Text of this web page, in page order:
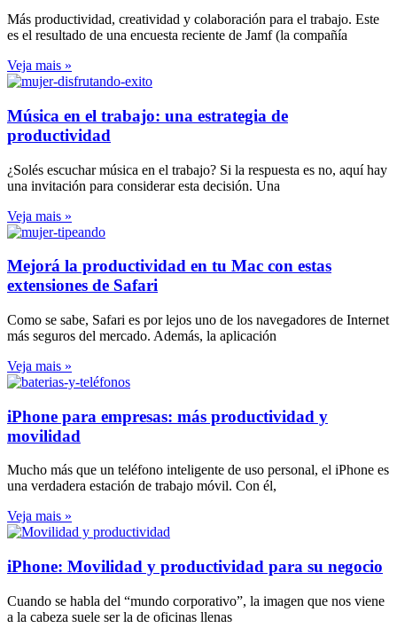
Más productividad, creatividad y colaboración para el trabajo. Este
es el resultado de una encuesta reciente de Jamf (la compañía
Veja mais »
Música en el trabajo: una estrategia de
productividad
¿Solés escuchar música en el trabajo? Si la respuesta es no, aquí hay
una invitación para considerar esta decisión. Una
Veja mais »
Mejorá la productividad en tu Mac con estas
extensiones de Safari
Como se sabe, Safari es por lejos uno de los navegadores de Internet
más seguros del mercado. Además, la aplicación
Veja mais »
iPhone para empresas: más productividad y
movilidad
Mucho más que un teléfono inteligente de uso personal, el iPhone es
una verdadera estación de trabajo móvil. Con él,
Veja mais »
iPhone: Movilidad y productividad para su negocio
Cuando se habla del “mundo corporativo”, la imagen que nos viene
a la cabeza suele ser la de oficinas llenas